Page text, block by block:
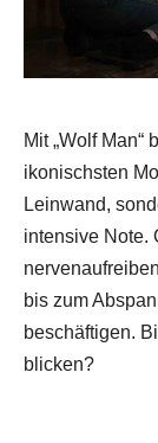
Mit „Wolf
ikonischsten
Leinwand,
intensive Note.
bis zum
beschäftigen.
blicken?